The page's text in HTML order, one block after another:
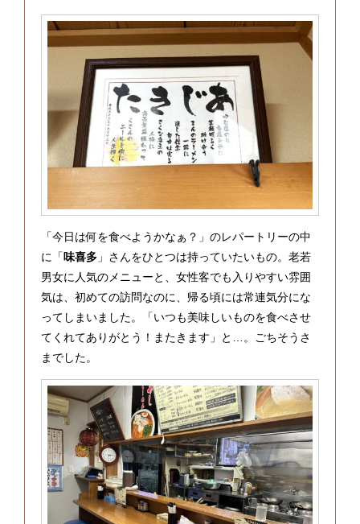
「今日は何を食べようかなぁ？」のレパートリーの中
に「 味喜多」さんをひとつは持っていたいもの。老若
男女に人気のメニューと、女性客でも入りやすい雰囲
気は、初めての訪問なのに、帰る頃には常連気分にな
ってしまいました。「いつも美味しいものを食べさせ
てくれてありがとう！またきます」と…。ごちそうさ
までした。